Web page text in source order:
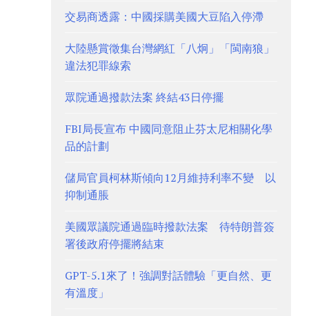
交易商透露：中國採購美國大豆陷入停滯
大陸懸賞徵集台灣網紅「八炯」「閩南狼」
違法犯罪線索
眾院通過撥款法案 終結43日停擺
FBI局長宣布 中國同意阻止芬太尼相關化學
品的計劃
儲局官員柯林斯傾向12月維持利率不變 以
抑制通脹
美國眾議院通過臨時撥款法案 待特朗普簽
署後政府停擺將結束
GPT-5.1來了！強調對話體驗「更自然、更
有溫度」